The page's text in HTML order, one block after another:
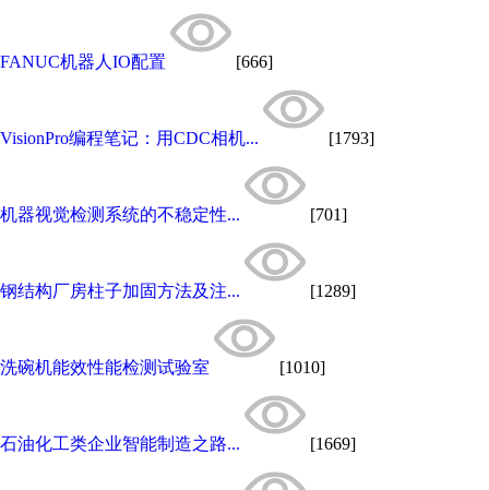
FANUC机器人IO配置 [666]
VisionPro编程笔记：用CDC相机... [1793]
机器视觉检测系统的不稳定性... [701]
钢结构厂房柱子加固方法及注... [1289]
洗碗机能效性能检测试验室 [1010]
石油化工类企业智能制造之路... [1669]